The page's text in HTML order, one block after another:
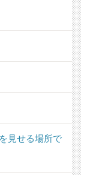
見せる場所で